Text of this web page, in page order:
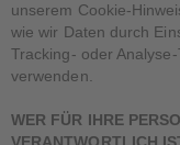
unserem Cookie-
wie wir Daten durch
Tracking- oder
verwenden.
WER FÜR IHRE